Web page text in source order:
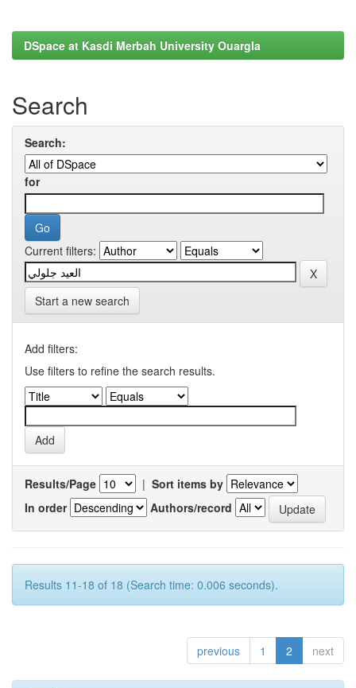
DSpace at Kasdi Merbah University Ouargla
Search
Search:
for
Current filters:
Start a new search
Add filters:
Use filters to refine the search results.
Results/Page | Sort items by
In order
Authors/record
Results 11-18 of 18 (Search time: 0.006 seconds).
previous 1 2 next